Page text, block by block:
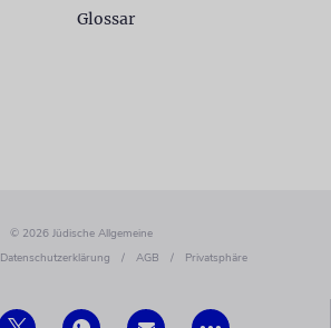
Glossar
© 2026 Jüdische Allgemeine
Datenschutzerklärung / AGB / Privatsphäre